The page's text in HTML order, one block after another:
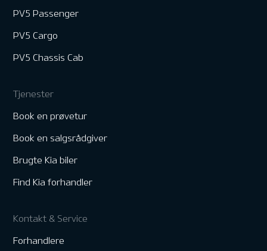
PV5 Passenger
PV5 Cargo
PV5 Chassis Cab
Tjenester
Book en prøvetur
Book en salgsrådgiver
Brugte Kia biler
Find Kia forhandler
Kontakt & Service
Forhandlere